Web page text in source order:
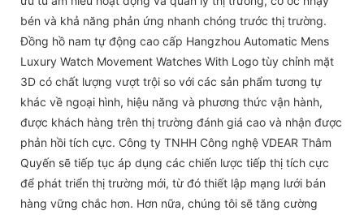
bén và khả năng phản ứng nhanh chóng trước thị trường.
Đồng hồ nam tự động cao cấp Hangzhou Automatic Mens
Luxury Watch Movement Watches With Logo tùy chỉnh mặt
3D có chất lượng vượt trội so với các sản phẩm tương tự
khác về ngoại hình, hiệu năng và phương thức vận hành,
được khách hàng trên thị trường đánh giá cao và nhận được
phản hồi tích cực. Công ty TNHH Công nghệ VDEAR Thâm
Quyến sẽ tiếp tục áp dụng các chiến lược tiếp thị tích cực
để phát triển thị trường mới, từ đó thiết lập mạng lưới bán
hàng vững chắc hơn. Hơn nữa, chúng tôi sẽ tăng cường